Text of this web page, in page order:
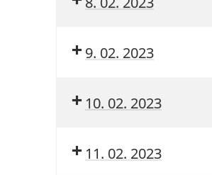
9. 02. 2023
10. 02. 2023
11. 02. 2023